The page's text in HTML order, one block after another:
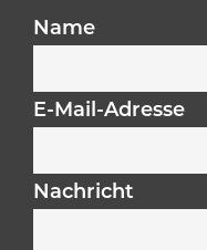
Name
E-Mail-Adresse
Nachricht